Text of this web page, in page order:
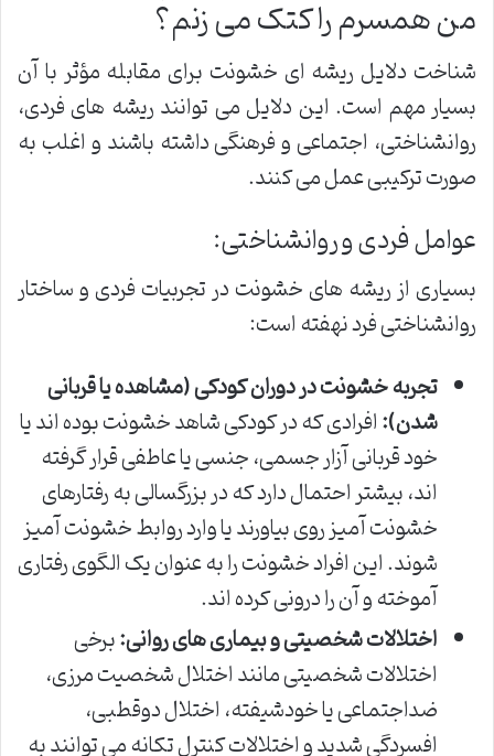
من همسرم را کتک می زنم؟
شناخت دلایل ریشه ای خشونت برای مقابله مؤثر با آن
بسیار مهم است. این دلایل می توانند ریشه های فردی،
روانشناختی، اجتماعی و فرهنگی داشته باشند و اغلب به
صورت ترکیبی عمل می کنند.
عوامل فردی و روانشناختی:
بسیاری از ریشه های خشونت در تجربیات فردی و ساختار
روانشناختی فرد نهفته است:
تجربه خشونت در دوران کودکی (مشاهده یا قربانی
شدن):افرادی که در کودکی شاهد خشونت بوده اند یا
خود قربانی آزار جسمی، جنسی یا عاطفی قرار گرفته
اند، بیشتر احتمال دارد که در بزرگسالی به رفتارهای
خشونت آمیز روی بیاورند یا وارد روابط خشونت آمیز
شوند. این افراد خشونت را به عنوان یک الگوی رفتاری
آموخته و آن را درونی کرده اند.
اختلالات شخصیتی و بیماری های روانی:برخی
اختلالات شخصیتی مانند اختلال شخصیت مرزی،
ضداجتماعی یا خودشیفته، اختلال دوقطبی،
افسردگی شدید و اختلالات کنترل تکانه می توانند به